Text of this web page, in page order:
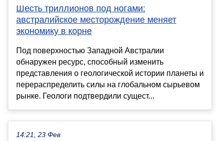
Шесть триллионов под ногами:
австралийское месторождение меняет
экономику в корне
Под поверхностью Западной Австралии
обнаружен ресурс, способный изменить
представления о геологической истории планеты и
перераспределить силы на глобальном сырьевом
рынке. Геологи подтвердили сущест...
14:21, 23 Фев